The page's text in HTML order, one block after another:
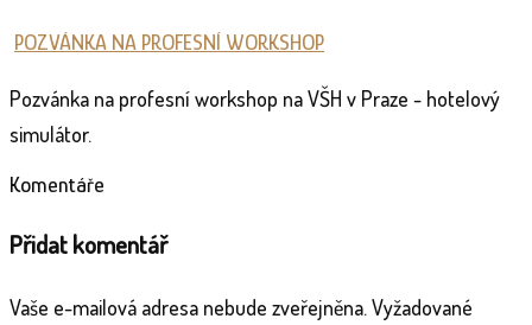
POZVÁNKA NA PROFESNÍ WORKSHOP
Pozvánka na profesní workshop na VŠH v Praze - hotelový
simulátor.
Komentáře
Přidat komentář
Vaše e-mailová adresa nebude zveřejněna. Vyžadované